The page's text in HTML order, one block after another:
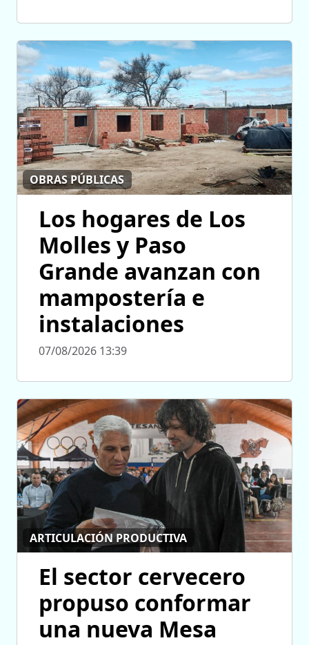
OBRAS PÚBLICAS
Los hogares de Los
Molles y Paso
Grande avanzan con
mampostería e
instalaciones
07/08/2026 13:39
ARTICULACIÓN PRODUCTIVA
El sector cervecero
propuso conformar
una nueva Mesa